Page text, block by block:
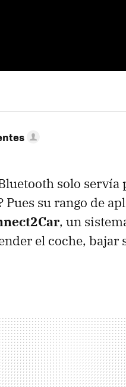
solo
Pues su rango de
, un
el coche,